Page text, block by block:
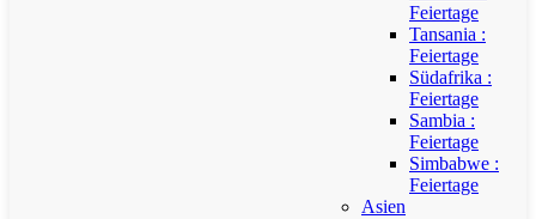
Feiertage
Tansania :
Feiertage
Südafrika :
Feiertage
Sambia :
Feiertage
Simbabwe :
Feiertage
Asien